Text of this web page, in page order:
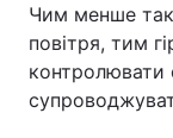
Чим менше
повітря, тим
контролювати